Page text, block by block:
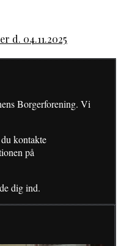
d. 04.11.2025
Borgerforening. Vi
kontakte
på
dig ind.